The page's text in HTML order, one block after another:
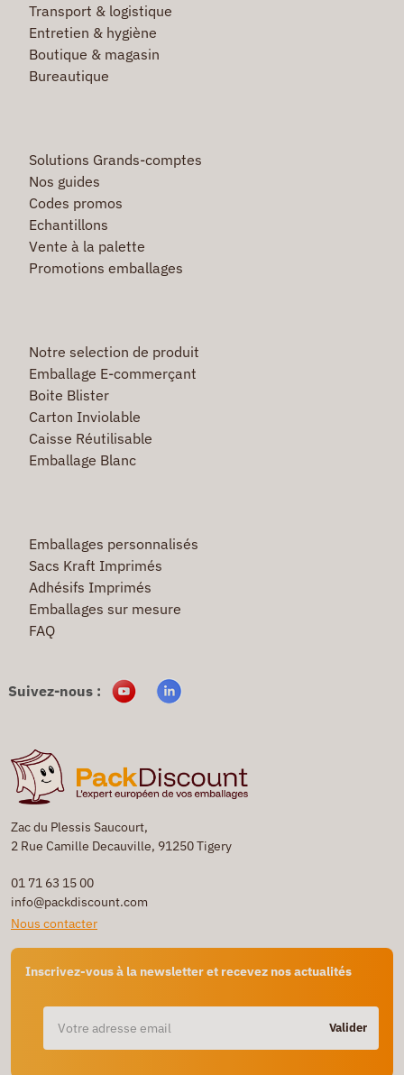
Zac du Plessis Saucourt,
2 Rue Camille Decauville, 91250 Tigery
01 71 63 15 00
info@packdiscount.com
Nous contacter
Inscrivez-vous à la newsletter et recevez nos actualités
Valider
Transport & logistique
Entretien & hygiène
Boutique & magasin
Bureautique
Solutions Grands-comptes
Nos guides
Codes promos
Echantillons
Vente à la palette
Promotions emballages
Notre selection de produit
Emballage E-commerçant
Boite Blister
Carton Inviolable
Caisse Réutilisable
Emballage Blanc
Emballages personnalisés
Sacs Kraft Imprimés
Adhésifs Imprimés
Emballages sur mesure
FAQ
Suivez-nous :